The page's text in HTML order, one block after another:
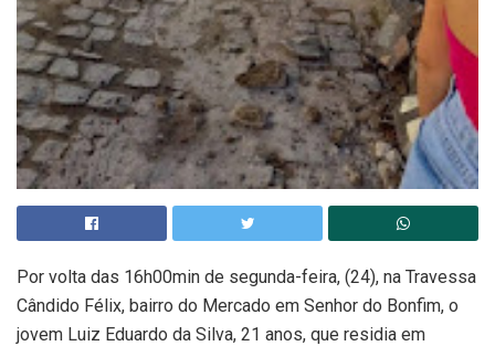
Por volta das 16h00min de segunda-feira, (24), na Travessa
Cândido Félix, bairro do Mercado em Senhor do Bonfim, o
jovem Luiz Eduardo da Silva, 21 anos, que residia em